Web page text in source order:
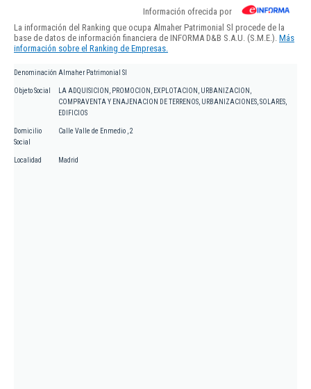
Información ofrecida por
La información del Ranking que ocupa Almaher Patrimonial Sl procede de la
base de datos de información financiera de INFORMA D&B S.A.U. (S.M.E.). Más
información sobre el Ranking de Empresas.
Denominación Almaher Patrimonial Sl
Objeto Social
LA ADQUISICION, PROMOCION, EXPLOTACION, URBANIZACION,
COMPRAVENTA Y ENAJENACION DE TERRENOS, URBANIZACIONES, SOLARES,
EDIFICIOS
Domicilio
Social
Calle Valle de Enmedio , 2
Localidad Madrid